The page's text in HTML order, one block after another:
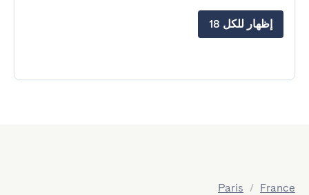
إظهار للكل 18
France
/
Paris